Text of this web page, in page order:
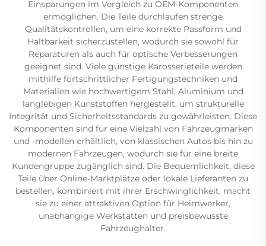
Einsparungen im Vergleich zu OEM-Komponenten
ermöglichen. Die Teile durchlaufen strenge
Qualitätskontrollen, um eine korrekte Passform und
Haltbarkeit sicherzustellen, wodurch sie sowohl für
Reparaturen als auch für optische Verbesserungen
geeignet sind. Viele günstige Karosserieteile werden
mithilfe fortschrittlicher Fertigungstechniken und
Materialien wie hochwertigem Stahl, Aluminium und
langlebigen Kunststoffen hergestellt, um strukturelle
Integrität und Sicherheitsstandards zu gewährleisten. Diese
Komponenten sind für eine Vielzahl von Fahrzeugmarken
und -modellen erhältlich, von klassischen Autos bis hin zu
modernen Fahrzeugen, wodurch sie für eine breite
Kundengruppe zugänglich sind. Die Bequemlichkeit, diese
Teile über Online-Marktplätze oder lokale Lieferanten zu
bestellen, kombiniert mit ihrer Erschwinglichkeit, macht
sie zu einer attraktiven Option für Heimwerker,
unabhängige Werkstätten und preisbewusste
Fahrzeughalter.